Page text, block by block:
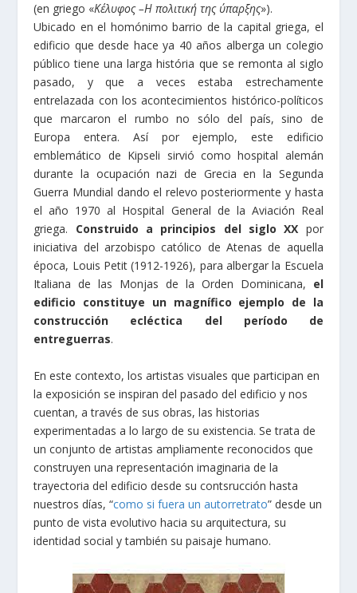
(en griego «Κέλυφος –Η πολιτική της ύπαρξης»).
Ubicado en el homónimo barrio de la capital griega, el
edificio que desde hace ya 40 años alberga un colegio
público tiene una larga história que se remonta al siglo
pasado, y que a veces estaba estrechamente
entrelazada con los acontecimientos histórico-políticos
que marcaron el rumbo no sólo del país, sino de
Europa entera. Así por ejemplo, este edificio
emblemático de Kipseli sirvió como hospital alemán
durante la ocupación nazi de Grecia en la Segunda
Guerra Mundial dando el relevo posteriormente y hasta
el año 1970 al Hospital General de la Aviación Real
griega. Construido a principios del siglo XX por
iniciativa del arzobispo católico de Atenas de aquella
época, Louis Petit (1912-1926), para albergar la Escuela
Italiana de las Monjas de la Orden Dominicana, el
edificio constituye un magnífico ejemplo de la
construcción ecléctica del período de
entreguerras.
En este contexto, los artistas visuales que participan en
la exposición se inspiran del pasado del edificio y nos
cuentan, a través de sus obras, las historias
experimentadas a lo largo de su existencia. Se trata de
un conjunto de artistas ampliamente reconocidos que
construyen una representación imaginaria de la
trayectoria del edificio desde su contsrucción hasta
nuestros días, “como si fuera un autorretrato” desde un
punto de vista evolutivo hacia su arquitectura, su
identidad social y también su paisaje humano.